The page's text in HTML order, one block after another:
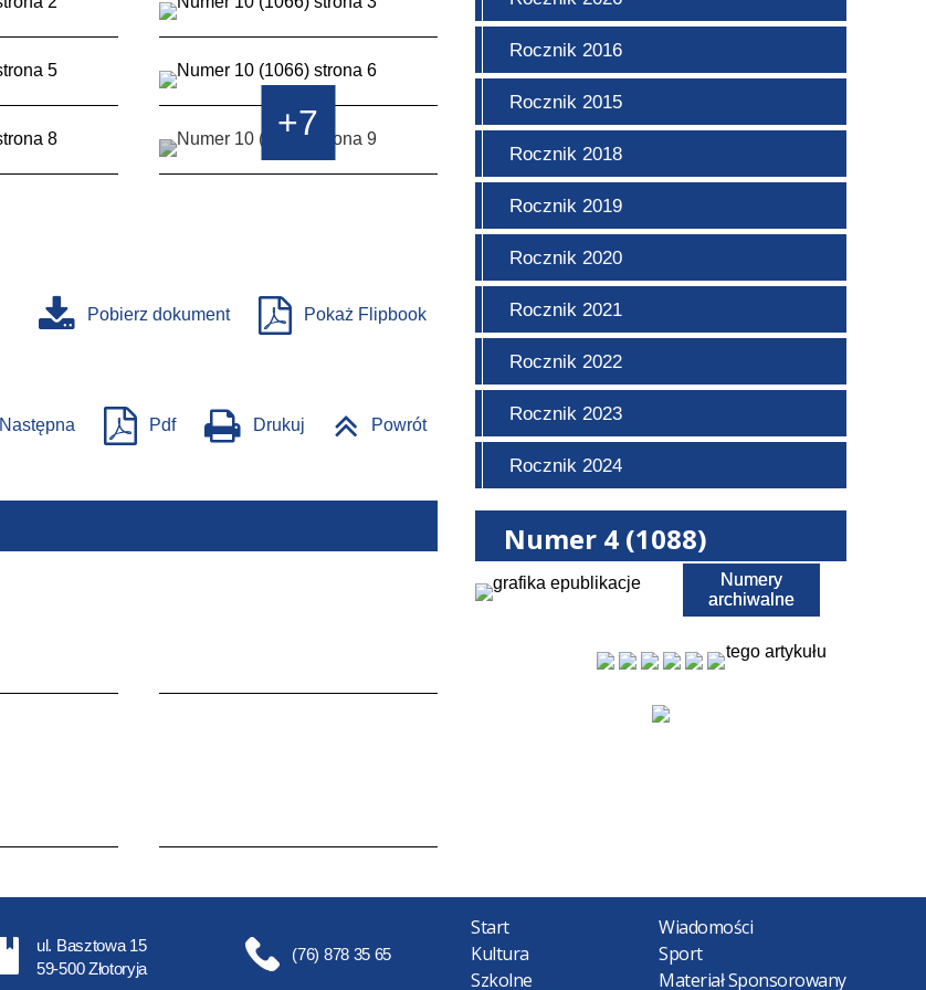
+7
Pobierz dokument Pokaż Flipbook
Następna Pdf Drukuj Powrót
Rocznik 2016
Rocznik 2015
Rocznik 2018
Rocznik 2019
Rocznik 2020
Rocznik 2021
Rocznik 2022
Rocznik 2023
Rocznik 2024
Numer 4 (1088)
Pobierz PDF
tego artykułu
Numery
archiwalne
ul. Basztowa 15
59-500 Złotoryja
(76) 878 35 65
Start
Wiadomości
Kultura
Sport
Szkolne
Materiał Sponsorowany